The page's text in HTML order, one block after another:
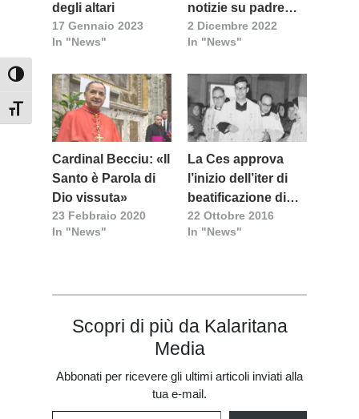
Attiva/disattiva alto contrasto
Attiva/disattiva dimensione testo
degli altari
17 Gennaio 2023
In "News"
notizie su padre
Puggioni
2 Dicembre 2022
In "News"
Cardinal Becciu: «Il
Santo è Parola di
Dio vissuta»
23 Febbraio 2020
In "News"
La Ces approva
l’inizio dell’iter di
beatificazione di
don Loi
22 Ottobre 2016
In "News"
Scopri di più da Kalaritana
Media
Abbonati per ricevere gli ultimi articoli inviati alla
tua e-mail.
Digita la tua e-mail...